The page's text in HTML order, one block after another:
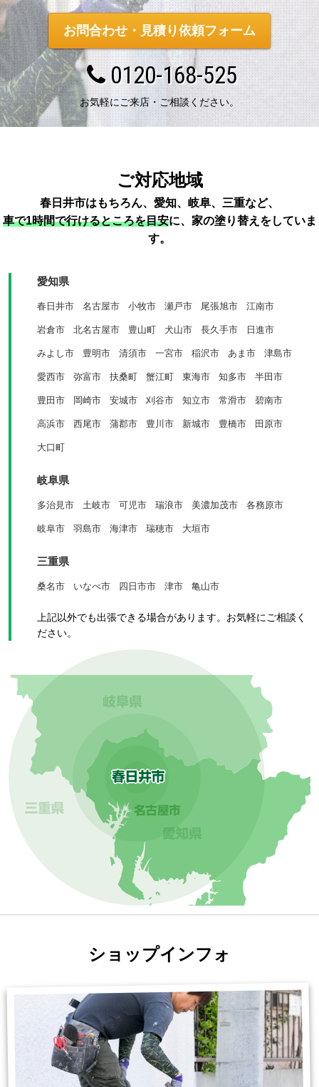
お問合わせ・見積り依頼フォーム
0120-168-525
お気軽にご来店・ご相談ください。
ご対応地域
春日井市はもちろん、愛知、岐阜、三重など、
車で1時間で行けるところを目安に、家の塗り替えをしていま
す。
愛知県
春日井市 名古屋市 小牧市 瀬戸市 尾張旭市 江南市
岩倉市 北名古屋市 豊山町 犬山市 長久手市 日進市
みよし市 豊明市 清須市 一宮市 稲沢市 あま市 津島市
愛西市 弥富市 扶桑町 蟹江町 東海市 知多市 半田市
豊田市 岡崎市 安城市 刈谷市 知立市 常滑市 碧南市
高浜市 西尾市 蒲郡市 豊川市 新城市 豊橋市 田原市
大口町
岐阜県
多治見市 土岐市 可児市 瑞浪市 美濃加茂市 各務原市
岐阜市 羽島市 海津市 瑞穂市 大垣市
三重県
桑名市 いなべ市 四日市市 津市 亀山市
上記以外でも出張できる場合があります。お気軽にご相談く
ださい。
ショップインフォ